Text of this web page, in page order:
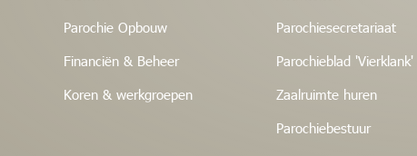
Parochie Opbouw
Financiën & Beheer
Koren & werkgroepen
Parochiesecretariaat
Parochieblad 'Vierklank'
Zaalruimte huren
Parochiebestuur